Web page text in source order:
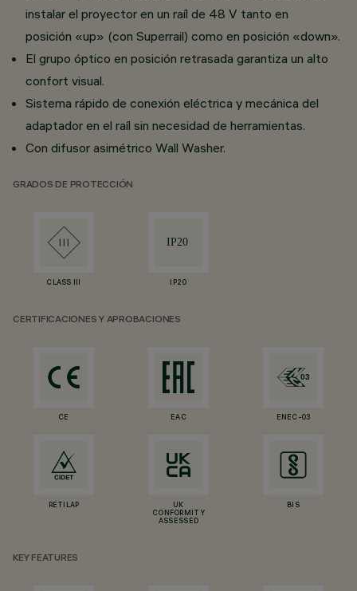
instalar el proyector en un raíl de 48 V tanto en
posición «up» (con Superrail) como en posición «down».
El grupo óptico en posición retrasada garantiza un alto
confort visual.
Sistema rápido de conexión eléctrica y mecánica del
adaptador en el raíl sin necesidad de herramientas.
Con difusor asimétrico Wall Washer.
GRADOS DE PROTECCIÓN
CLASS III IP20
CERTIFICACIONES Y APROBACIONES
CE EAC ENEC-03
RETILAP
UK
CONFORMITY
ASSESSED
BIS
KEY FEATURES